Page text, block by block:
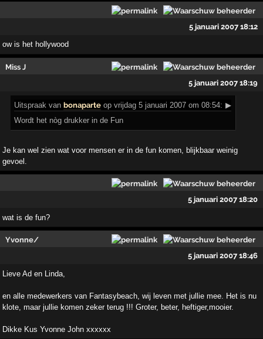
5 januari 2007 18:12
ow is het hollywood
Miss J
5 januari 2007 18:19
Uitspraak vanbonaparte op vrijdag 5 januari 2007 om 08:54: ▶
Wordt het nòg drukker in de Fun
Je kan wel zien wat voor mensen er in de fun komen, blijkbaar weinig
gevoel.
5 januari 2007 18:20
wat is de fun?
Yvonne/
5 januari 2007 18:46
Lieve Ad en Linda,
en alle medewerkers van Fantasybeach, wij leven met jullie mee. Het is nu
klote, maar jullie komen zeker terug !!! Groter, beter, heftiger,mooier.
Dikke Kus Yvonne John xxxxxx